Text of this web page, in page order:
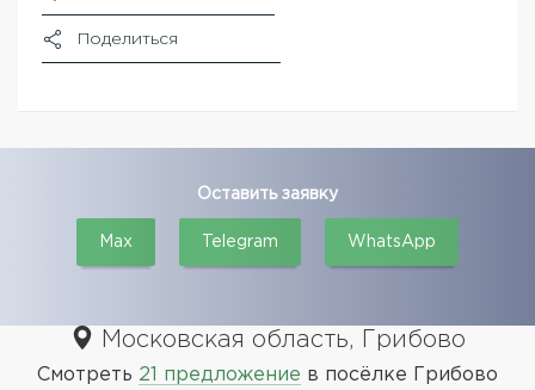
Поделиться
Оставить заявку
Max Telegram WhatsApp
Московская область, Грибово
Смотреть 21 предложение в посёлке Грибово